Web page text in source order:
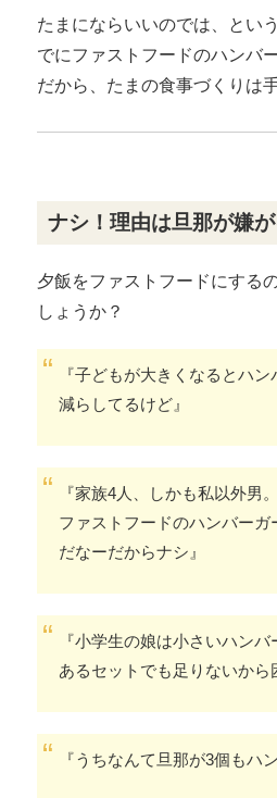
たまにならいいのでは、とい
でにファストフードのハンバ
だから、たまの食事づくりは
ナシ！理由は旦那が嫌
夕飯をファストフードにする
しょうか？
『子どもが大きくなるとハ
減らしてるけど』
『家族4人、しかも私以外男。
ファストフードのハンバー
だなーだからナシ』
『小学生の娘は小さいハン
あるセットでも足りないから
『うちなんて旦那が3個もハ